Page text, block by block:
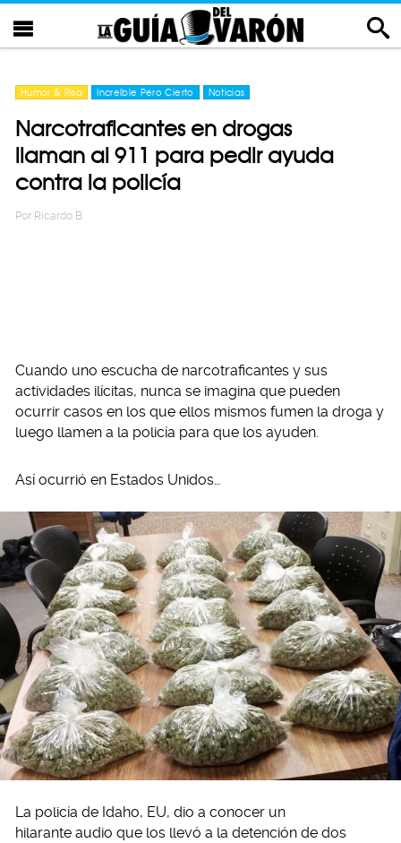
Humor & Risa Increíble Pero Cierto Noticias
Narcotraficantes en drogas
llaman al 911 para pedir ayuda
contra la policía
Por Ricardo B
Cuando uno escucha de narcotraficantes y sus
actividades ilícitas, nunca se imagina que pueden
ocurrir casos en los que ellos mismos fumen la droga y
luego llamen a la policía para que los ayuden.
Así ocurrió en Estados Unidos…
La policía de Idaho, EU, dio a conocer un
hilarante audio que los llevó a la detención de dos